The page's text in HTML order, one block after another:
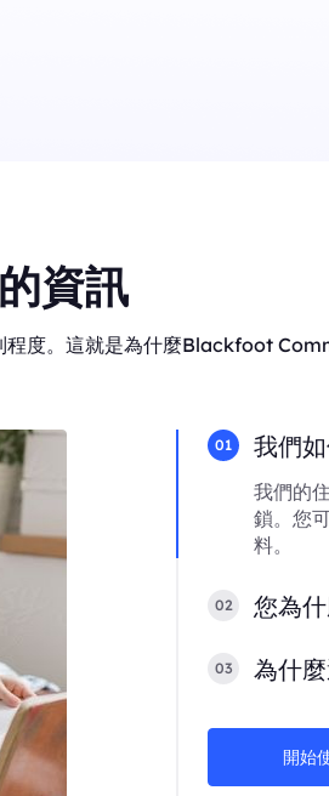
資訊
度。這就是為什麼Blackfoot
01 我們
我們的
鎖。您
料。
02 您為
03 為什
開始